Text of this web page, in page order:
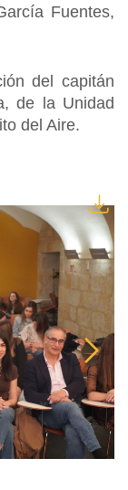
Fuentes,
del capitán
de la Unidad
del Aire.